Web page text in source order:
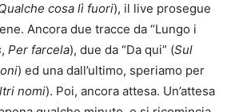
cosa lì fuori), il live prosegue
Ancora due tracce da “Lungo i
, Per farcela), due da “Da qui” (Sul
) ed una dall’ultimo, speriamo per
nomi). Poi, ancora attesa. Un’attesa